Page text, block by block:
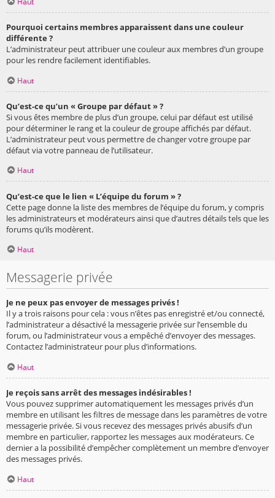
Pourquoi certains membres apparaissent dans une couleur
différente ?
L’administrateur peut attribuer une couleur aux membres d’un groupe
pour les rendre facilement identifiables.
Haut
Qu’est-ce qu’un « Groupe par défaut » ?
Si vous êtes membre de plus d’un groupe, celui par défaut est utilisé
pour déterminer le rang et la couleur de groupe affichés par défaut.
L’administrateur peut vous permettre de changer votre groupe par
défaut via votre panneau de l’utilisateur.
Haut
Qu’est-ce que le lien « L’équipe du forum » ?
Cette page donne la liste des membres de l’équipe du forum, y compris
les administrateurs et modérateurs ainsi que d’autres détails tels que les
forums qu’ils modèrent.
Haut
Messagerie privée
Je ne peux pas envoyer de messages privés !
Il y a trois raisons pour cela : vous n’êtes pas enregistré et/ou connecté,
l’administrateur a désactivé la messagerie privée sur l’ensemble du
forum, ou l’administrateur vous a empêché d’envoyer des messages.
Contactez l’administrateur pour plus d’informations.
Haut
Je reçois sans arrêt des messages indésirables !
Vous pouvez supprimer automatiquement les messages privés d’un
membre en utilisant les filtres de message dans les paramètres de votre
messagerie privée. Si vous recevez des messages privés abusifs d’un
membre en particulier, rapportez les messages aux modérateurs. Ce
dernier a la possibilité d’empêcher complètement un membre d’envoyer
des messages privés.
Haut